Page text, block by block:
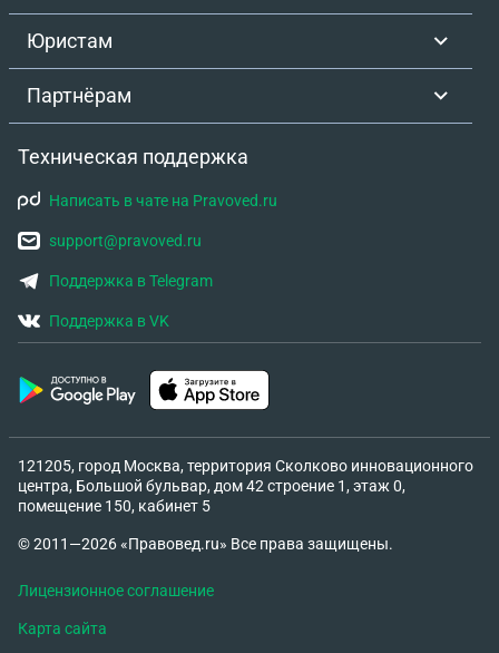
Юристам
Партнёрам
Техническая поддержка
Написать в чате на Pravoved.ru
support@pravoved.ru
Поддержка в Telegram
Поддержка в VK
121205, город Москва, территория Сколково инновационного
центра, Большой бульвар, дом 42 строение 1, этаж 0,
помещение 150, кабинет 5
© 2011—2026 «Правовед.ru» Все права защищены.
Лицензионное соглашение
Карта сайта